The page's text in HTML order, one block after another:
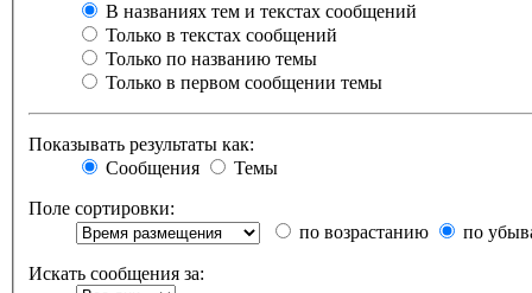
В названиях тем и текстах сообщений
Только в текстах сообщений
Только по названию темы
Только в первом сообщении темы
Показывать результаты как:
Сообщения
Темы
Поле сортировки:
по возрастанию
по
Искать сообщения за: